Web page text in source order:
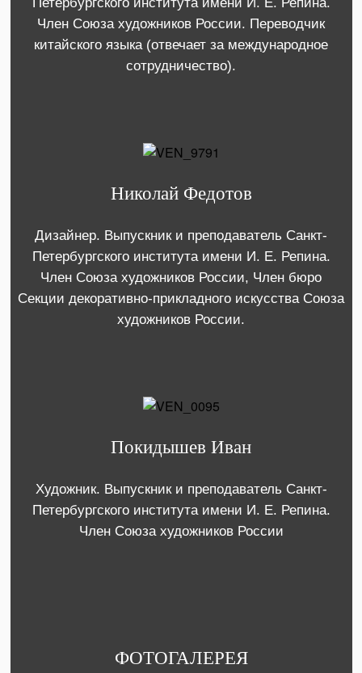
Член Союза художников России. Переводчик
китайского языка (отвечает за международное
сотрудничество).
Николай Федотов
Дизайнер. Выпускник и преподаватель Санкт-
Петербургского института имени И. Е. Репина.
Член Союза художников России, Член бюро
Секции декоративно-прикладного искусства Союза
художников России.
Покидышев Иван
Художник. Выпускник и преподаватель Санкт-
Петербургского института имени И. Е. Репина.
Член Союза художников России
ФОТОГАЛЕРЕЯ